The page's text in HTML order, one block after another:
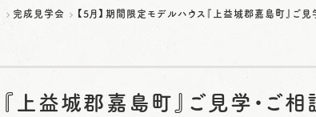
完成見学会 【5月】期間限定モデルハウス『上益城郡嘉島町』ご見
上益城郡嘉島町』ご見学・ご